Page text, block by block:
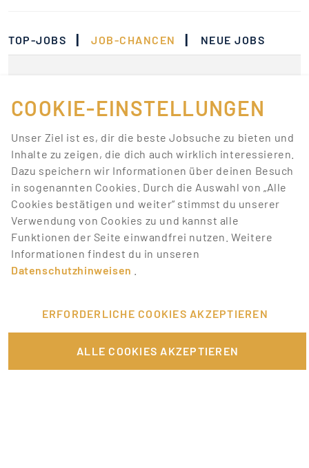
TOP-JOBS | JOB-CHANCEN | NEUE JOBS
Jobs, die deinen
Suchkriterien
entsprechen.
Lass dich über neue Job-Chancen zu deiner Suche
mit Job-Alerts automatisch informieren!
JOB-ALERT ERSTELLEN
COOKIE-EINSTELLUNGEN
Unser Ziel ist es, dir die beste Jobsuche zu bieten und
Inhalte zu zeigen, die dich auch wirklich interessieren.
Dazu speichern wir Informationen über deinen Besuch
in sogenannten Cookies. Durch die Auswahl von „Alle
Cookies bestätigen und weiter“ stimmst du unserer
Verwendung von Cookies zu und kannst alle
Funktionen der Seite einwandfrei nutzen. Weitere
Informationen findest du in unseren
Datenschutzhinweisen
ERFORDERLICHE COOKIES AKZEPTIEREN
ALLE COOKIES AKZEPTIEREN